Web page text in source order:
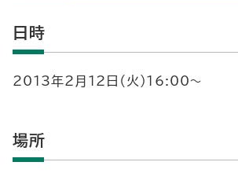
日時
2013年2月12日（火）16:00～
場所